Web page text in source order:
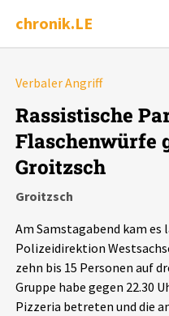
chronik.LE
Chronik
Dossiers
Leipziger Zustände
Schlaglichter
Verbaler Angriff
Rassistische
Flaschenwürfe
Groitzsch
Groitzsch
Am Samstagabend kam es
Polizeidirektion
zehn bis 15 Personen auf
Gruppe habe gegen 22.30
Pizzeria betreten und die
Alle Ereignisse
Ereignisse
Ereignisse